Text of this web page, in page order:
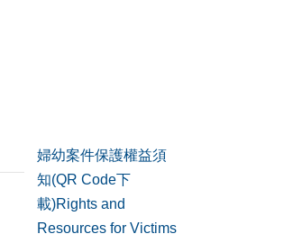
婦幼案件保護權益須
知(QR Code下
載)Rights and
Resources for Victims